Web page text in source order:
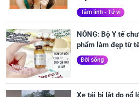
Tâm linh - Tử vi
NÓNG: Bộ Y tế
phẩm làm đẹp từ
Đời sống
Xe tải bị lật do nổ